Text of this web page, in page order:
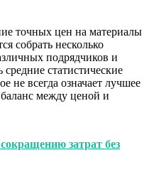
точных цен на материалы
собрать несколько
подрядчиков и
статистические
не всегда означает лучшее
между ценой и
затрат без